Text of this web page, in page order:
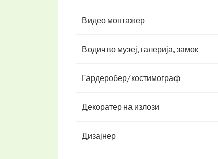
Видео монтажер
Водич во музеј, галерија, замок
Гардеробер/костимограф
Декоратер на излози
Дизајнер